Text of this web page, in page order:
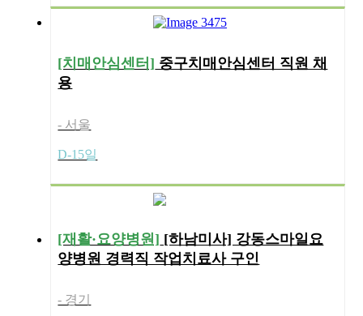
[치매안심센터] 중구치매안심센터 직원 채
용
- 서울
D-15일
[재활·요양병원] [하남미사] 강동스마일요
양병원 경력직 작업치료사 구인
- 경기